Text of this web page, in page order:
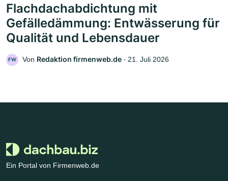
Flachdachabdichtung mit
Gefälledämmung: Entwässerung für
Qualität und Lebensdauer
FW Von Redaktion firmenweb.de ‧ 21. Juli 2026
Ein Portal von Firmenweb.de